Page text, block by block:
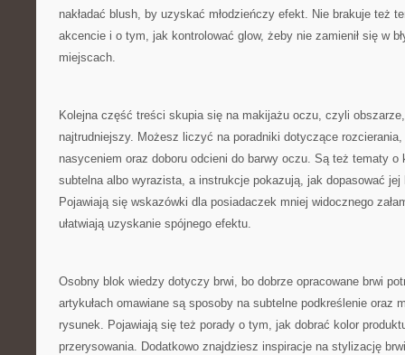
nakładać blush, by uzyskać młodzieńczy efekt. Nie brakuje też
akcencie i o tym, jak kontrolować glow, żeby nie zamienił się w
miejscach.
Kolejna część treści skupia się na makijażu oczu, czyli
najtrudniejszy. Możesz liczyć na poradniki dotyczące
nasyceniem oraz doboru odcieni do barwy oczu. Są też tematy
subtelna albo wyrazista, a instrukcje pokazują, jak dopasować jej
Pojawiają się wskazówki dla posiadaczek mniej widocznego
ułatwiają uzyskanie spójnego efektu.
Osobny blok wiedzy dotyczy brwi, bo dobrze opracowane brwi
artykułach omawiane są sposoby na subtelne podkreślenie oraz
rysunek. Pojawiają się też porady o tym, jak dobrać kolor
przerysowania. Dodatkowo znajdziesz inspiracje na stylizację